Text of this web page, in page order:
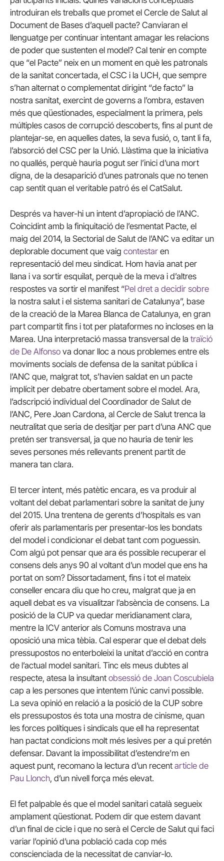
introduiran els treballs que promet el Cercle de Salut al
Document de Bases d’aquell pacte? Canviaran el
llenguatge per continuar intentant amagar les relacions
de poder que sustenten el model? Cal tenir en compte
que “el Pacte” neix en un moment en què les patronals
de la sanitat concertada, el CSC i la UCH, que sempre
s’han alternat o complementat dirigint “de facto” la
nostra sanitat, exercint de governs a l’ombra, estaven
més que qüestionades, especialment la primera, pels
múltiples casos de corrupció descoberts, fins al punt de
plantejar-se, en aquelles dates, la seva fusió, o, tant li fa,
l’absorció del CSC per la Unió. Llàstima que la iniciativa
no quallés, perquè hauria pogut ser l’inici d’una mort
digna, de la desaparició d’unes patronals que no tenen
cap sentit quan el veritable patró és el CatSalut.
Després va haver-hi un intent d’apropiació de l’ANC.
Coincidint amb la finiquitació de l’esmentat Pacte, el
maig del 2014, la Sectorial de Salut de l’ANC va editar un
deplorable document que vaig contestar en
representació del meu sindicat. Hom havia anat per
llana i va sortir esquilat, perquè de la meva i d’altres
respostes va sortir el manifest “Pel dret a decidir sobre
la nostra salut i el sistema sanitari de Catalunya”, base
de la creació de la Marea Blanca de Catalunya, en gran
part compartit fins i tot per plataformes no incloses en la
Marea. Una interpretació massa transversal de la traïció
de De Alfonso va donar lloc a nous problemes entre els
moviments socials de defensa de la sanitat pública i
l’ANC que, malgrat tot, s’havien saldat en un pacte
implícit per debatre obertament sobre el model. Ara,
l’adscripció individual del Coordinador de Salut de
l’ANC, Pere Joan Cardona, al Cercle de Salut trenca la
neutralitat que seria de desitjar per part d’una ANC que
pretén ser transversal, ja que no hauria de tenir les
seves persones més rellevants prenent partit de
manera tan clara.
El tercer intent, més patètic encara, es va produir al
voltant del debat parlamentari sobre la sanitat de juny
del 2015. Una trentena de gerents d’hospitals es van
oferir als parlamentaris per presentar-los les bondats
del model i condicionar el debat tant com poguessin.
Com algú pot pensar que ara és possible recuperar el
consens dels anys 90 al voltant d’un model que ens ha
portat on som? Dissortadament, fins i tot el mateix
conseller encara diu que ho creu, malgrat que ja en
aquell debat es va visualitzar l’absència de consens. La
posició de la CUP va quedar meridianament clara,
mentre la ICV anterior als Comuns mostrava una
oposició una mica tèbia. Cal esperar que el debat dels
pressupostos no enterboleixi la unitat d’acció en contra
de l’actual model sanitari. Tinc els meus dubtes al
respecte, atesa la insultant obsessió de Joan Coscubiela
cap a les persones que intentem l’únic canvi possible.
La seva opinió en relació a la posició de la CUP sobre
els pressupostos és tota una mostra de cinisme, quan
les forces polítiques i sindicals que ell ha representat
han pactat condicions molt més lesives per a qui pretén
defensar. Davant la impossibilitat d’estendre’m en
aquest punt, recomano la lectura d’un recent article de
Pau Llonch, d’un nivell força més elevat.
El fet palpable és que el model sanitari català segueix
amplament qüestionat. Podem dir que estem davant
d’un final de cicle i que no serà el Cercle de Salut qui faci
variar l’opinió d’una població cada cop més
conscienciada de la necessitat de canviar-lo.